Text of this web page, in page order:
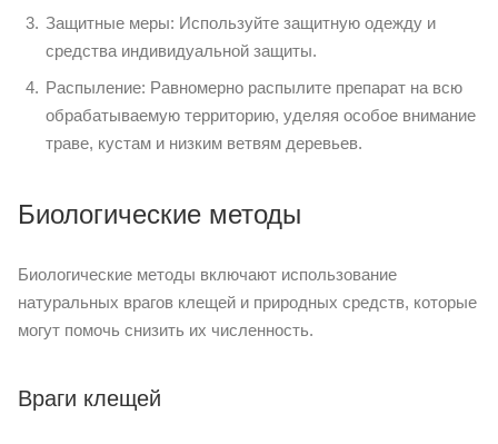
Защитные меры: Используйте защитную одежду и
средства индивидуальной защиты.
Распыление: Равномерно распылите препарат на всю
обрабатываемую территорию, уделяя особое внимание
траве, кустам и низким ветвям деревьев.
Биологические методы
Биологические методы включают использование
натуральных врагов клещей и природных средств, которые
могут помочь снизить их численность.
Враги клещей